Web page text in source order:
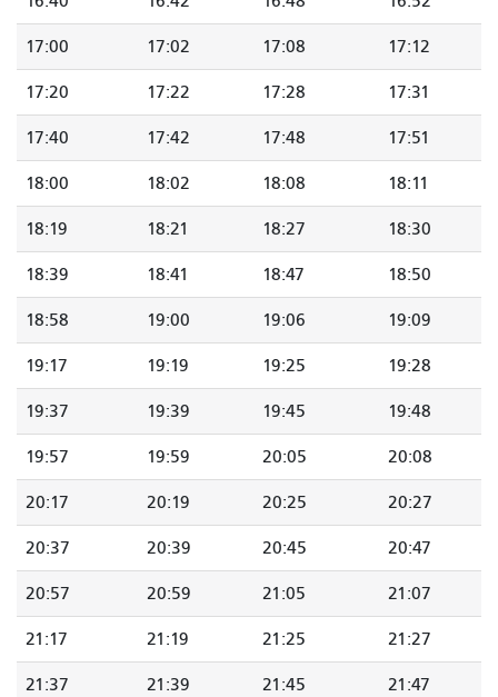
17:00 17:02 17:08 17:12
17:20 17:22 17:28 17:31
17:40 17:42 17:48 17:51
18:00 18:02 18:08 18:11
18:19 18:21 18:27 18:30
18:39 18:41 18:47 18:50
18:58 19:00 19:06 19:09
19:17 19:19 19:25 19:28
19:37 19:39 19:45 19:48
19:57 19:59 20:05 20:08
20:17 20:19 20:25 20:27
20:37 20:39 20:45 20:47
20:57 20:59 21:05 21:07
21:17 21:19 21:25 21:27
21:37 21:39 21:45 21:47